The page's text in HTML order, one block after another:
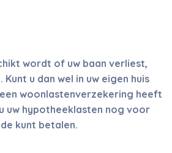
wordt of uw baan verliest,
Kunt u dan wel in uw eigen huis
woonlastenverzekering heeft
uw hypotheeklasten nog voor
kunt betalen.